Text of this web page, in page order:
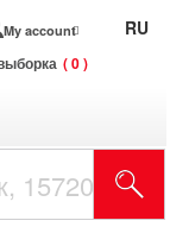
My account
0
RU